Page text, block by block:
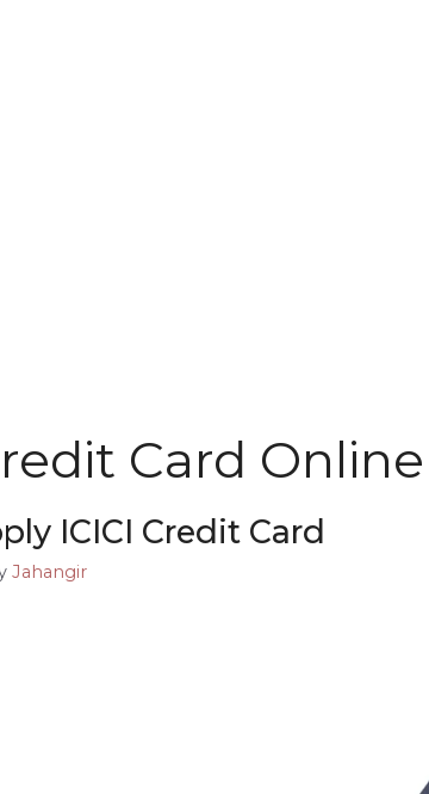
Card
ICICI Credit Card
Jahangir